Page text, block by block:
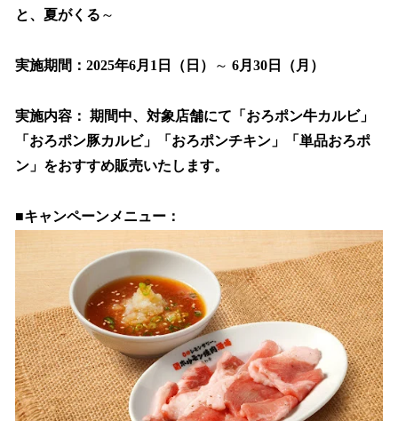
と、夏がくる ～
実施期間：2025年6月1日（日） ～ 6月30日（月）
実施内容： 期間中、対象店舗にて「おろポン牛カルビ」
「おろポン豚カルビ」「おろポンチキン」「単品おろポ
ン」をおすすめ販売いたします。
■キャンペーンメニュー：